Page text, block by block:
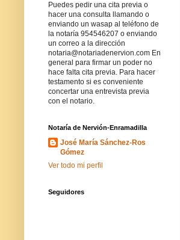
Puedes pedir una cita previa o
hacer una consulta llamando o
enviando un wasap al teléfono de
la notaría 954546207 o enviando
un correo a la dirección
notaria@notariadenervion.com En
general para firmar un poder no
hace falta cita previa. Para hacer
testamento si es conveniente
concertar una entrevista previa
con el notario.
Notaría de Nervión-Enramadilla
José María Sánchez-Ros
Gómez
Ver todo mi perfil
Seguidores